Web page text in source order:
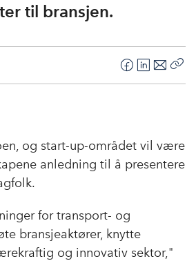
til bransjen.
F
a
b
o
L
i
I
E
-
s
og start-up-området vil være
anledning til å presentere
for transport- og
bransjeaktører, knytte
og innovativ sektor,"